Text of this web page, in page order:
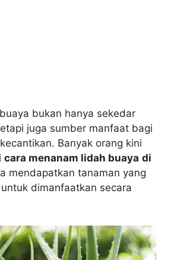
bukan hanya sekedar
juga sumber manfaat bagi
Banyak orang kini
cara menanam lidah buaya di
mendapatkan tanaman yang
dimanfaatkan secara